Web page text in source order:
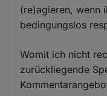
(re)agieren, wenn
bedingungslos
Womit ich nicht
zurückliegende